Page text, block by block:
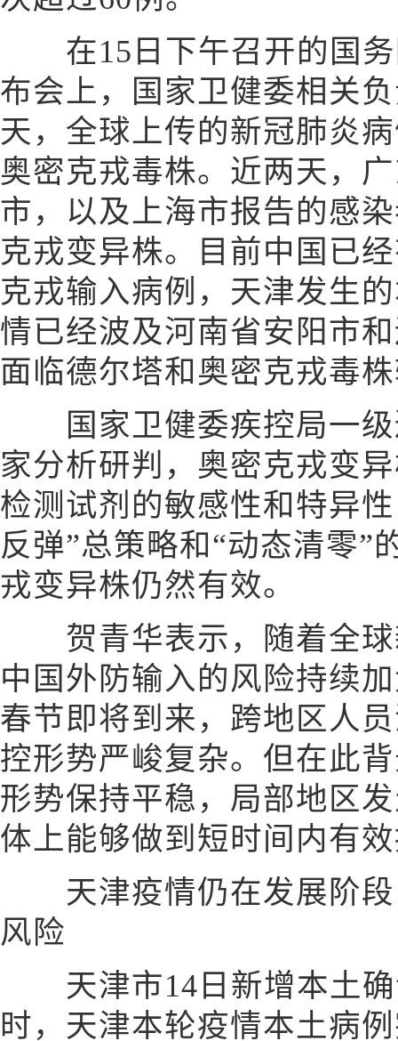
在15日下午召开的国务
布会上，国家卫健委相关
天，全球上传的新冠肺炎
奥密克戎毒株。近两天，
市，以及上海市报告的感
克戎变异株。目前中国已
克戎输入病例，天津发生
情已经波及河南省安阳市
面临德尔塔和奥密克戎毒
国家卫健委疾控局一级
家分析研判，奥密克戎变
检测试剂的敏感性和特异
反弹”总策略和“动态清零”
戎变异株仍然有效。
贺青华表示，随着全球
中国外防输入的风险持续
春节即将到来，跨地区人
控形势严峻复杂。但在此
形势保持平稳，局部地区
体上能够做到短时间内有
天津疫情仍在发展阶段
风险
天津市14日新增本土确
时，天津本轮疫情本土病